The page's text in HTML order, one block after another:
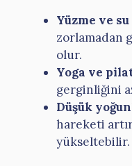
Yüzme ve
zorlamadan
olur.
Yoga ve
gerginliğini
Düşük
hareketi
yükseltebilir.